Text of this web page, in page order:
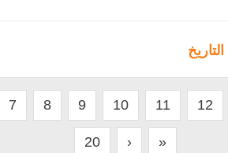
7 8 9 10 11 12
20 › »